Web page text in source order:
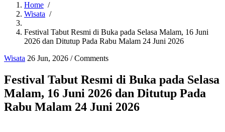
Breadcrumb
Home /
Wisata /
Festival Tabut Resmi di Buka pada Selasa Malam, 16 Juni
2026 dan Ditutup Pada Rabu Malam 24 Juni 2026
Wisata 26 Jun, 2026 /Comments
Festival Tabut Resmi di Buka pada Selasa
Malam, 16 Juni 2026 dan Ditutup Pada
Rabu Malam 24 Juni 2026